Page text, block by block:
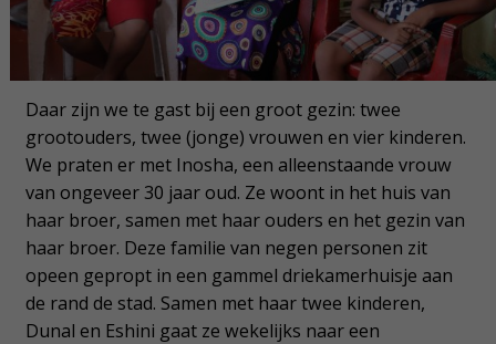
Daar zijn we te gast bij een groot gezin: twee
grootouders, twee (jonge) vrouwen en vier kinderen.
We praten er met Inosha, een alleenstaande vrouw
van ongeveer 30 jaar oud. Ze woont in het huis van
haar broer, samen met haar ouders en het gezin van
haar broer. Deze familie van negen personen zit
opeen gepropt in een gammel driekamerhuisje aan
de rand de stad. Samen met haar twee kinderen,
Dunal en Eshini gaat ze wekelijks naar een